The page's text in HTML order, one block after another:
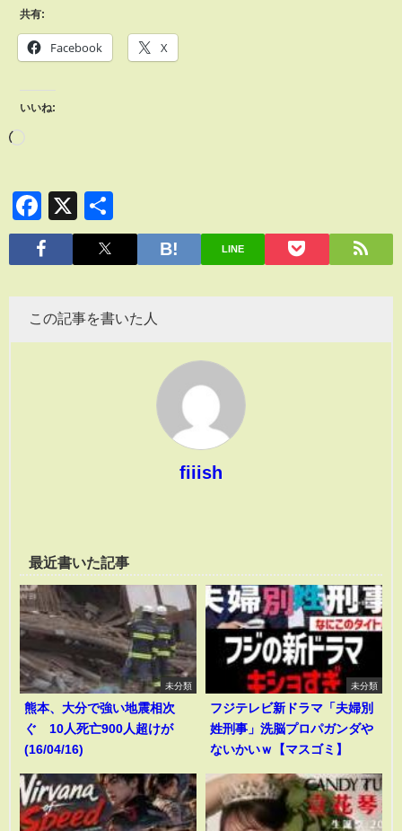
共有:
Facebook X
いいね:
Facebook
X
有
LINE
この記事を書いた人
fiiish
最近書いた記事
未分類
熊本、大分で強い地震相次
ぐ 10人死亡900人超けが
(16/04/16)
未分類
フジテレビ新ドラマ「夫婦別
姓刑事」洗脳プロパガンダや
ないかいｗ【マスゴミ】